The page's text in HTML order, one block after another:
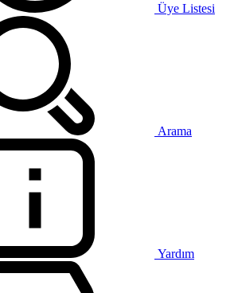
Üye Listesi
Arama
Yardım